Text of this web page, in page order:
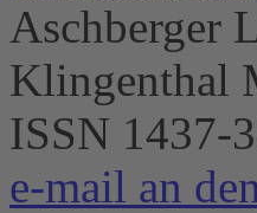
Aschberger
Klingenthal
ISSN 1437-
e-mail an